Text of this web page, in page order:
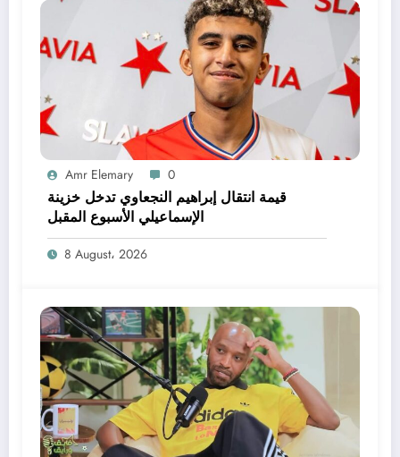
Amr Elemary 0
قيمة انتقال إبراهيم النجعاوي تدخل خزينة
الإسماعيلي الأسبوع المقبل
8 August، 2026